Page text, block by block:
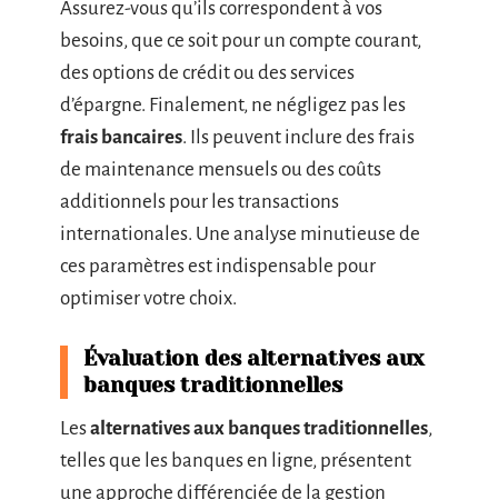
Assurez-vous qu’ils correspondent à vos
besoins, que ce soit pour un compte courant,
des options de crédit ou des services
d’épargne. Finalement, ne négligez pas les
frais bancaires. Ils peuvent inclure des frais
de maintenance mensuels ou des coûts
additionnels pour les transactions
internationales. Une analyse minutieuse de
ces paramètres est indispensable pour
optimiser votre choix.
Évaluation des alternatives aux
banques traditionnelles
Lesalternatives aux banques traditionnelles,
telles que les banques en ligne, présentent
une approche différenciée de la gestion